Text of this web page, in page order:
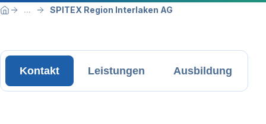
Breadcrumbnavigation
Sie befinden sich hier:
Home ... SPITEX Region Interlaken AG
Kontakt Leistungen Ausbildung